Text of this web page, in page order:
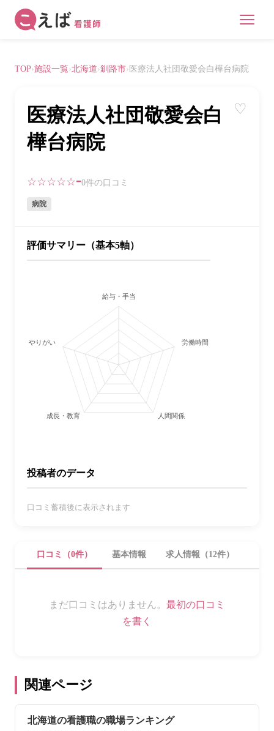
TOP›施設一覧›北海道›釧路市› 医療法人社団敬愛会白樺台病院
医療法人社団敬愛会白
樺台病院
♡
☆☆☆☆☆-0件の口コミ
病院
評価サマリー（基本5軸）
給与・手当
労働時間・休日
人間関係
成長・教育
やりがい
投稿者のデータ
口コミ蓄積後に表示されます
口コミ（0件） 基本情報 求人情報（12件）
まだ口コミはありません。 最初の口コミ
を書く
関連ページ
北海道の看護職の職場ランキング